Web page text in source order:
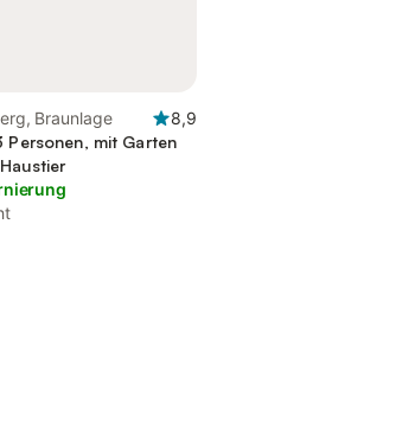
Braunlage
8,9
Personen, mit Garten